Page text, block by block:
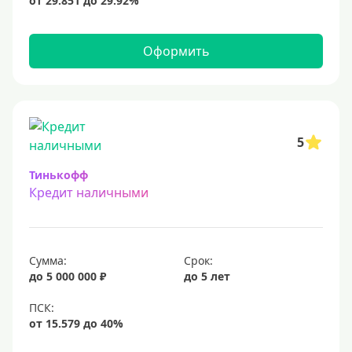
15 млн
20 млн
50 миллионов
Меньше 1 млн (руб)
15000 руб
18000 руб
20 тысяч
Оформить
5
Тинькофф
Кредит наличными
Сумма:
до 5 000 000 ₽
Срок:
до 5 лет